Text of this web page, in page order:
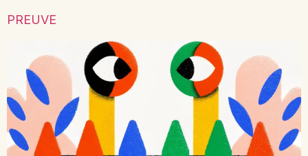
PREUVE